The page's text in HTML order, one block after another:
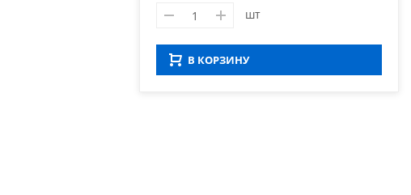
шт
В КОРЗИНУ